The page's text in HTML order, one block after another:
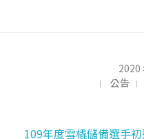
0
2020
公告
109年度雪橇儲備選手